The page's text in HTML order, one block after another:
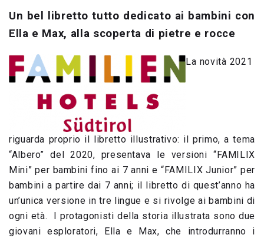
Un bel libretto tutto dedicato ai bambini con
Ella e Max, alla scoperta di pietre e rocce
La novità 2021
riguarda proprio il libretto illustrativo: il primo, a tema
“Albero” del 2020, presentava le versioni “FAMILIX
Mini” per bambini fino ai 7 anni e “FAMILIX Junior” per
bambini a partire dai 7 anni; il libretto di quest’anno ha
un’unica versione in tre lingue e si rivolge ai bambini di
ogni età. I protagonisti della storia illustrata sono due
giovani esploratori, Ella e Max, che introdurranno i